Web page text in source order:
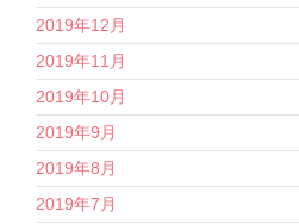
2019年12月
2019年11月
2019年10月
2019年9月
2019年8月
2019年7月